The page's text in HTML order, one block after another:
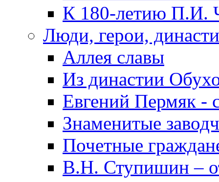
К 180-летию П.И.
Люди, герои,
Аллея славы
Из династии
Евгений Пермяк -
Знаменитые
Почетные
В.Н. Ступишин –